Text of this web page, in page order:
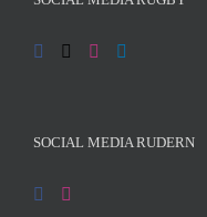
SOCIAL MEDIA RUDERN